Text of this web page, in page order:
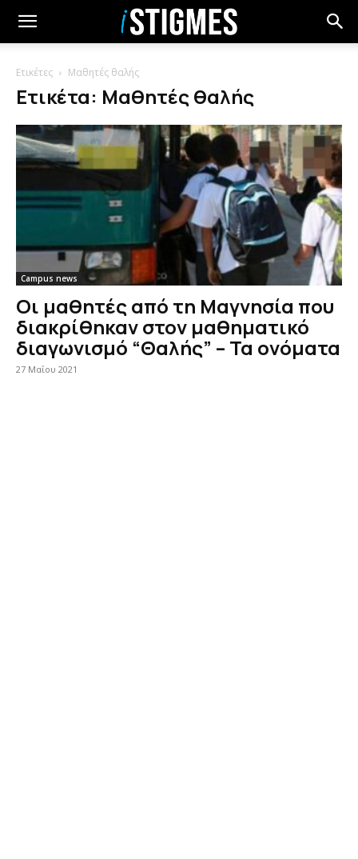
Ετικέτες Μαθητές θαλής
Ετικέτα: Μαθητές θαλής
Campus news
Oι μαθητές από τη Μαγνησία που
διακρίθηκαν στον μαθηματικό
διαγωνισμό “Θαλής” – Τα ονόματα
27 Μαΐου 2021